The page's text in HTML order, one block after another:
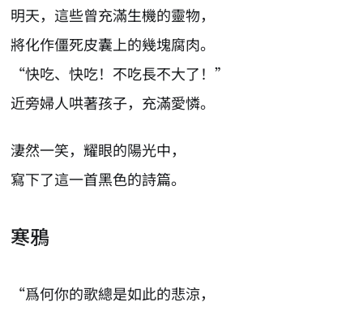
明天，這些曾充滿生機的靈物，
將化作僵死皮囊上的幾塊腐肉。
“快吃、快吃！不吃長不大了！”
近旁婦人哄著孩子，充滿愛憐。
淒然一笑，耀眼的陽光中，
寫下了這一首黑色的詩篇。
寒鴉
“爲何你的歌總是如此的悲涼，